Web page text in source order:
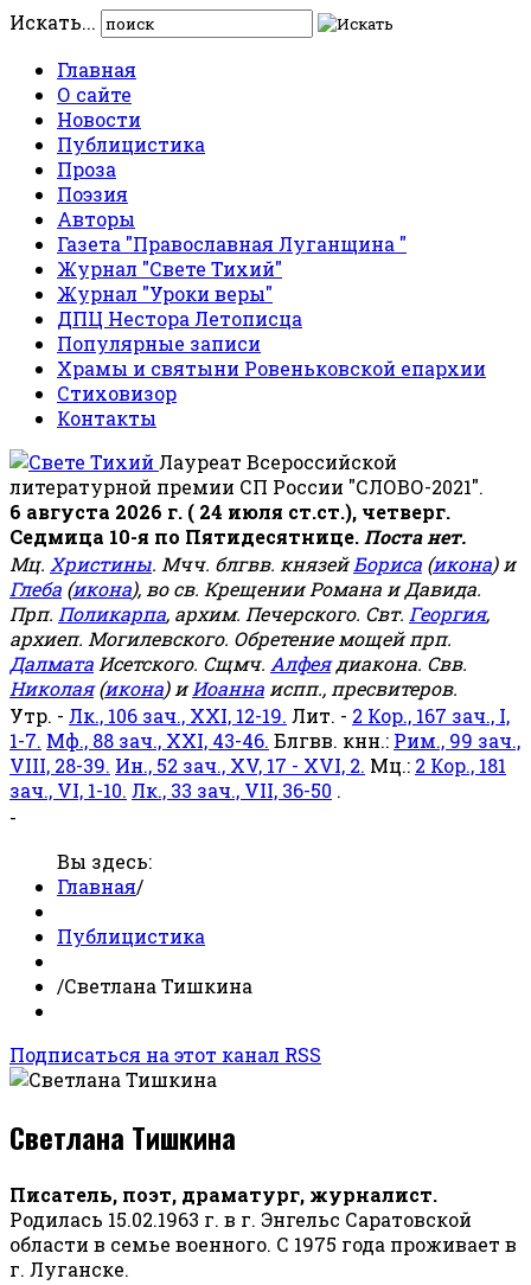
Искать...
Главная
О сайте
Новости
Публицистика
Проза
Поэзия
Авторы
Газета "Православная Луганщина "
Журнал "Свете Тихий"
Журнал "Уроки веры"
ДПЦ Нестора Летописца
Популярные записи
Храмы и святыни Ровеньковской епархии
Стиховизор
Контакты
Лауреат Всероссийской
литературной премии СП России "СЛОВО-2021".
6 августа 2026 г. ( 24 июля ст.ст.), четверг.
Седмица 10-я по Пятидесятнице. Поста нет.
Мц. Христины. Мчч. блгвв. князейБориса (икона) и
Глеба (икона), во св. Крещении Романа и Давида.
Прп. Поликарпа, архим. Печерского. Свт. Георгия,
архиеп. Могилевского. Обретение мощей прп.
Далмата Исетского. Сщмч. Алфеядиакона. Свв.
Николая(икона) иИоанна испп., пресвитеров.
Утр. - Лк., 106 зач., XXI, 12-19. Лит. - 2 Кор., 167 зач., I,
1-7. Мф., 88 зач., XXI, 43-46. Блгвв. кнн.: Рим., 99 зач.,
VIII, 28-39. Ин., 52 зач., XV, 17 - XVI, 2. Мц.: 2 Кор., 181
зач., VI, 1-10. Лк., 33 зач., VII, 36-50 .
-
Вы здесь:
Главная/
Публицистика
/Светлана Тишкина
Подписаться на этот канал RSS
Светлана Тишкина
Писатель, поэт, драматург, журналист.
Родилась 15.02.1963 г. в г. Энгельс Саратовской
области в семье военного. С 1975 года проживает в
г. Луганске.